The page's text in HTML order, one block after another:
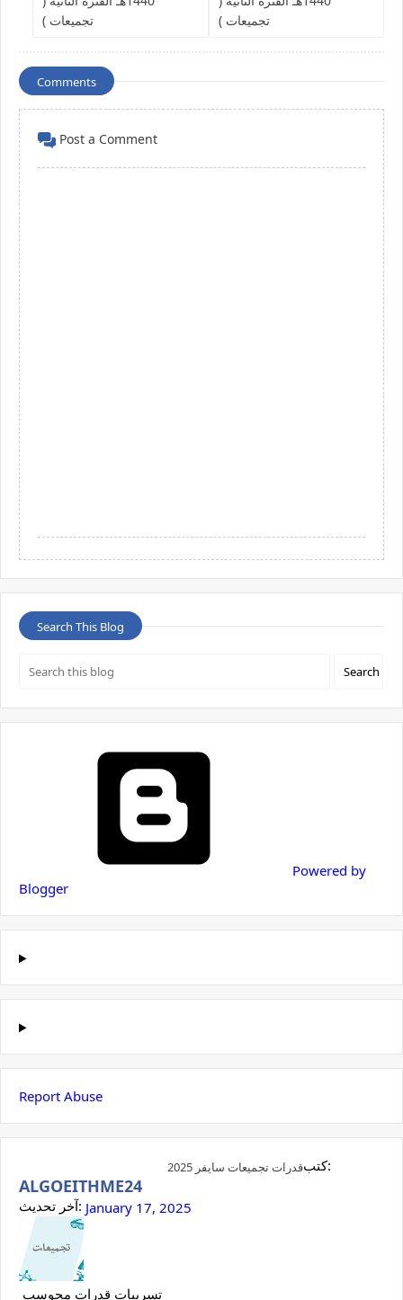
تجميعات )
تجميعات )
Comments
Post a Comment
Search This Blog
Powered by
Blogger
Report Abuse
قدرات تجميعات سايفر 2025 كتب:
ALGOEITHME24
آخر تحديث: January 17, 2025